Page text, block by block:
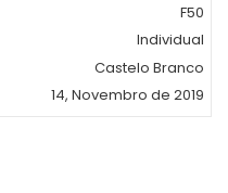
F50
Individual
Castelo Branco
14, Novembro de 2019